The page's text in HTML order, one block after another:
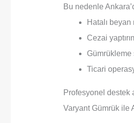
Bu nedenle
Hatalı beyan
Cezai
Gümrükleme
Ticari
Profesyonel destek
Varyant Gümrük ile